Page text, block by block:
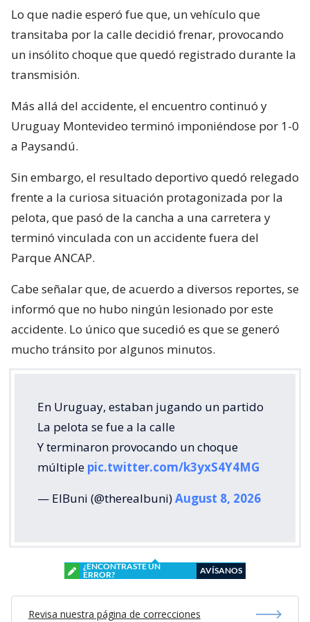
Lo que nadie esperó fue que, un vehículo que
transitaba por la calle decidió frenar, provocando
un insólito choque que quedó registrado durante la
transmisión.
Más allá del accidente, el encuentro continuó y
Uruguay Montevideo terminó imponiéndose por 1-0
a Paysandú.
Sin embargo, el resultado deportivo quedó relegado
frente a la curiosa situación protagonizada por la
pelota, que pasó de la cancha a una carretera y
terminó vinculada con un accidente fuera del
Parque ANCAP.
Cabe señalar que, de acuerdo a diversos reportes, se
informó que no hubo ningún lesionado por este
accidente. Lo único que sucedió es que se generó
mucho tránsito por algunos minutos.
En Uruguay, estaban jugando un partido
La pelota se fue a la calle
Y terminaron provocando un choque
múltiple pic.twitter.com/k3yxS4Y4MG
— ElBuni (@therealbuni)August 8, 2026
¿ENCONTRASTE UN
ERROR?
AVÍSANOS
Revisa nuestra página de correcciones